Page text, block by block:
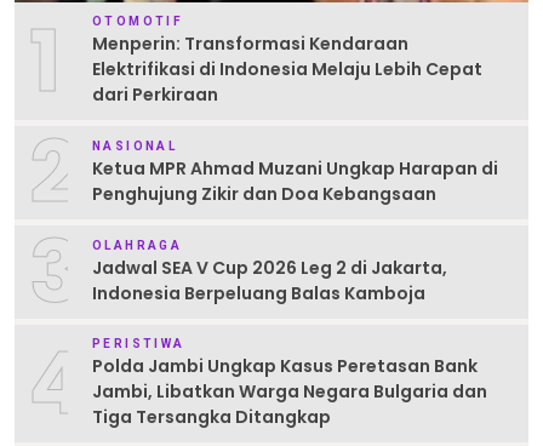
1 OTOMOTIF
Menperin: Transformasi Kendaraan
Elektrifikasi di Indonesia Melaju Lebih Cepat
dari Perkiraan
2 NASIONAL
Ketua MPR Ahmad Muzani Ungkap Harapan di
Penghujung Zikir dan Doa Kebangsaan
3 OLAHRAGA
Jadwal SEA V Cup 2026 Leg 2 di Jakarta,
Indonesia Berpeluang Balas Kamboja
4 PERISTIWA
Polda Jambi Ungkap Kasus Peretasan Bank
Jambi, Libatkan Warga Negara Bulgaria dan
Tiga Tersangka Ditangkap